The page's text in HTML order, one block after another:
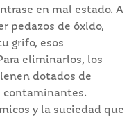
en mal estado. A
pedazos de óxido,
grifo, esos
eliminarlos, los
dotados de
contaminantes.
y la suciedad que